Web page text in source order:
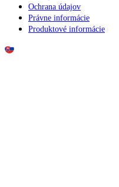
Ochrana údajov
Právne informácie
Produktové informácie